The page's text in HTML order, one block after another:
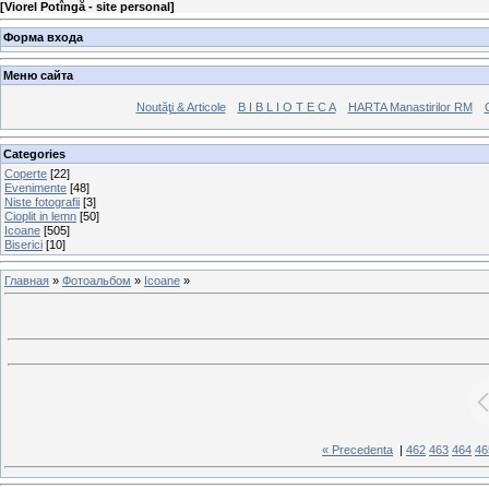
[Viorel Potîngă - site personal]
Форма входа
Меню сайта
Noutăţi & Articole B I B L I O T E C A HARTA Manastirilor RM
Categories
Coperte [22]
Evenimente [48]
Niste fotografii [3]
Cioplit in lemn [50]
Icoane [505]
Biserici [10]
Главная » Фотоальбом » Icoane »
« Precedenta 462 463 464